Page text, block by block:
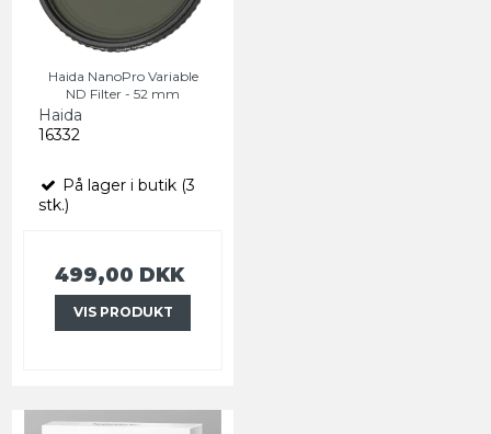
Haida NanoPro Variable
ND Filter - 52 mm
Haida
16332
På lager i butik (3
stk.)
499,00 DKK
VIS PRODUKT